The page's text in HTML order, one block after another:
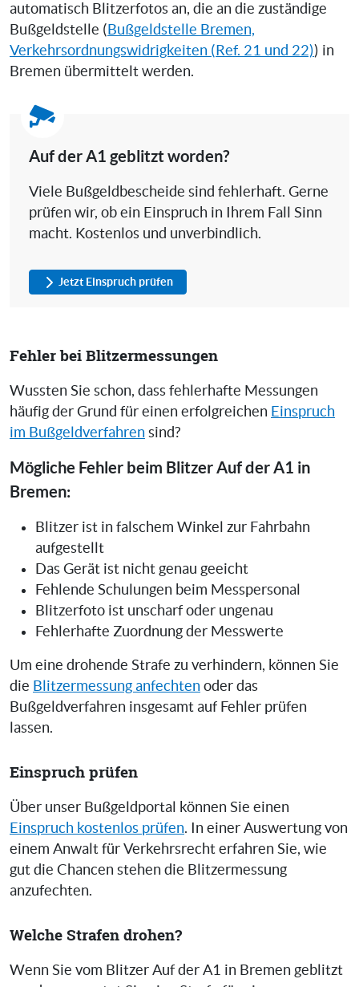
automatisch Blitzerfotos an, die an die zuständige
Bußgeldstelle ( Bußgeldstelle Bremen,
Verkehrsordnungswidrigkeiten (Ref. 21 und 22)) in
Bremen übermittelt werden.
Auf der A1 geblitzt worden?
Viele Bußgeldbescheide sind fehlerhaft. Gerne
prüfen wir, ob ein Einspruch in Ihrem Fall Sinn
macht. Kostenlos und unverbindlich.
Jetzt Einspruch prüfen
Fehler bei Blitzermessungen
Wussten Sie schon, dass fehlerhafte Messungen
häufig der Grund für einen erfolgreichen Einspruch
im Bußgeldverfahren sind?
Mögliche Fehler beim Blitzer Auf der A1 in
Bremen:
Blitzer ist in falschem Winkel zur Fahrbahn
aufgestellt
Das Gerät ist nicht genau geeicht
Fehlende Schulungen beim Messpersonal
Blitzerfoto ist unscharf oder ungenau
Fehlerhafte Zuordnung der Messwerte
Um eine drohende Strafe zu verhindern, können Sie
die Blitzermessung anfechten oder das
Bußgeldverfahren insgesamt auf Fehler prüfen
lassen.
Einspruch prüfen
Über unser Bußgeldportal können Sie einen
Einspruch kostenlos prüfen. In einer Auswertung von
einem Anwalt für Verkehrsrecht erfahren Sie, wie
gut die Chancen stehen die Blitzermessung
anzufechten.
Welche Strafen drohen?
Wenn Sie vom Blitzer Auf der A1 in Bremen geblitzt